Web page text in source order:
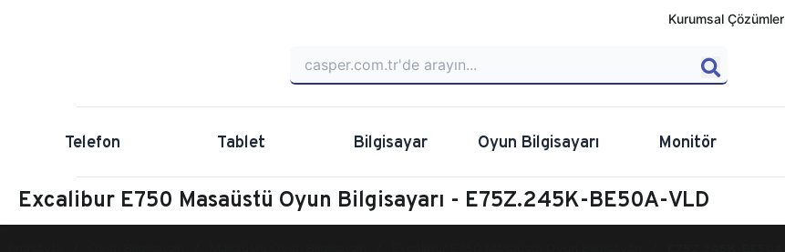
Kurumsal Çözümler
Telefon Tablet Bilgisayar Oyun Bilgisayarı Monitör
Excalibur E750 Masaüstü Oyun Bilgisayarı - E75Z.245K-BE50A-VLD